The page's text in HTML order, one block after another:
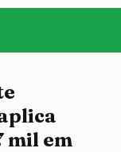
mil em